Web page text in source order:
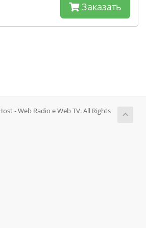
Заказать
- Web Radio e Web TV. All Rights